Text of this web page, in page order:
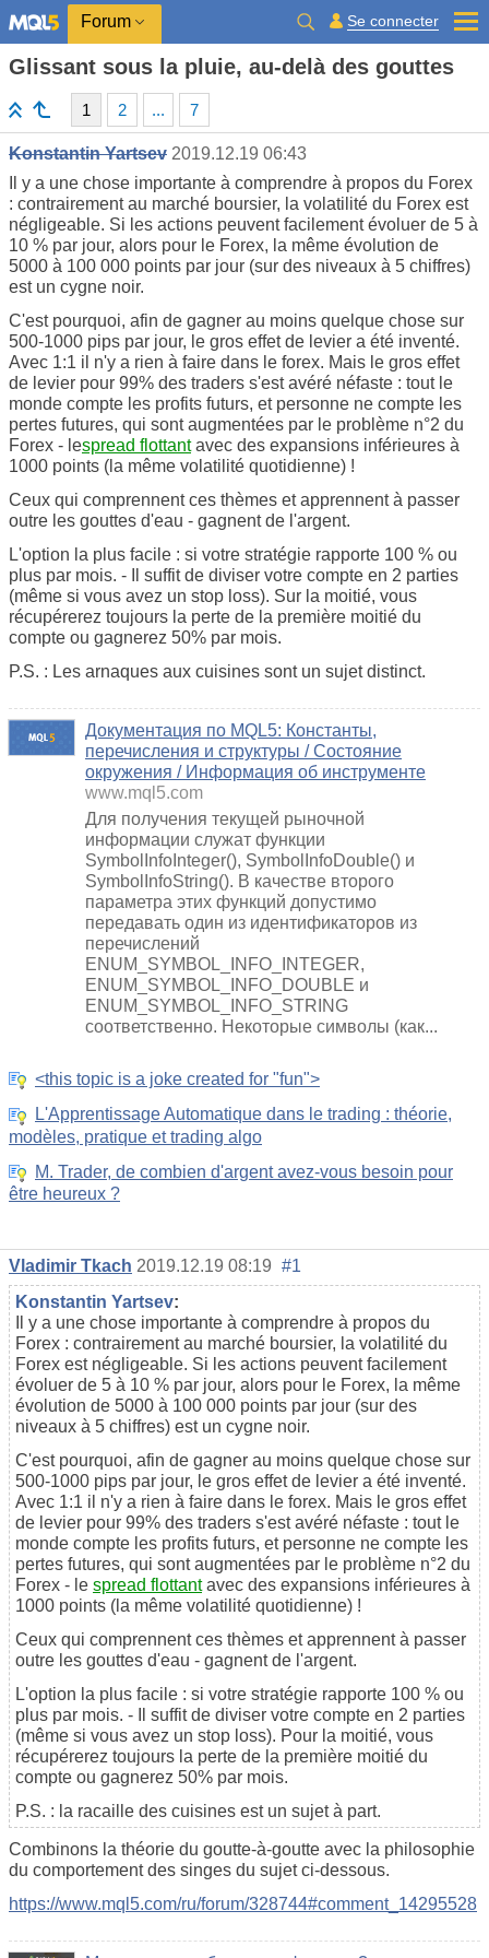
Forum Se connecter
Glissant sous la pluie, au-delà des gouttes
1 2 ... 7
Konstantin Yartsev 2019.12.19 06:43
Il y a une chose importante à comprendre à propos du Forex
: contrairement au marché boursier, la volatilité du Forex est
négligeable. Si les actions peuvent facilement évoluer de 5 à
10 % par jour, alors pour le Forex, la même évolution de
5000 à 100 000 points par jour (sur des niveaux à 5 chiffres)
est un cygne noir.
C'est pourquoi, afin de gagner au moins quelque chose sur
500-1000 pips par jour, le gros effet de levier a été inventé.
Avec 1:1 il n'y a rien à faire dans le forex. Mais le gros effet
de levier pour 99% des traders s'est avéré néfaste : tout le
monde compte les profits futurs, et personne ne compte les
pertes futures, qui sont augmentées par le problème n°2 du
Forex - lespread flottantavec des expansions inférieures à
1000 points (la même volatilité quotidienne) !
Ceux qui comprennent ces thèmes et apprennent à passer
outre les gouttes d'eau - gagnent de l'argent.
L'option la plus facile : si votre stratégie rapporte 100 % ou
plus par mois. - Il suffit de diviser votre compte en 2 parties
(même si vous avez un stop loss). Sur la moitié, vous
récupérerez toujours la perte de la première moitié du
compte ou gagnerez 50% par mois.
P.S. : Les arnaques aux cuisines sont un sujet distinct.
Документация по MQL5: Константы,
перечисления и структуры / Состояние
окружения / Информация об инструменте
www.mql5.com
Для получения текущей рыночной
информации служат функции
SymbolInfoInteger(), SymbolInfoDouble() и
SymbolInfoString(). В качестве второго
параметра этих функций допустимо
передавать один из идентификаторов из
перечислений
ENUM_SYMBOL_INFO_INTEGER,
ENUM_SYMBOL_INFO_DOUBLE и
ENUM_SYMBOL_INFO_STRING
соответственно. Некоторые символы (как...
<this topic is a joke created for "fun">
L'Apprentissage Automatique dans le trading : théorie,
modèles, pratique et trading algo
M. Trader, de combien d'argent avez-vous besoin pour
être heureux ?
Vladimir Tkach 2019.12.19 08:19 #1
Konstantin Yartsev:
Il y a une chose importante à comprendre à propos du
Forex : contrairement au marché boursier, la volatilité du
Forex est négligeable. Si les actions peuvent facilement
évoluer de 5 à 10 % par jour, alors pour le Forex, la même
évolution de 5000 à 100 000 points par jour (sur des
niveaux à 5 chiffres) est un cygne noir.
C'est pourquoi, afin de gagner au moins quelque chose sur
500-1000 pips par jour, le gros effet de levier a été inventé.
Avec 1:1 il n'y a rien à faire dans le forex. Mais le gros effet
de levier pour 99% des traders s'est avéré néfaste : tout le
monde compte les profits futurs, et personne ne compte les
pertes futures, qui sont augmentées par le problème n°2 du
Forex - le spread flottantavec des expansions inférieures à
1000 points (la même volatilité quotidienne) !
Ceux qui comprennent ces thèmes et apprennent à passer
outre les gouttes d'eau - gagnent de l'argent.
L'option la plus facile : si votre stratégie rapporte 100 % ou
plus par mois. - Il suffit de diviser votre compte en 2 parties
(même si vous avez un stop loss). Pour la moitié, vous
récupérerez toujours la perte de la première moitié du
compte ou gagnerez 50% par mois.
P.S. : la racaille des cuisines est un sujet à part.
Combinons la théorie du goutte-à-goutte avec la philosophie
du comportement des singes du sujet ci-dessous.
https://www.mql5.com/ru/forum/328744#comment_14295528